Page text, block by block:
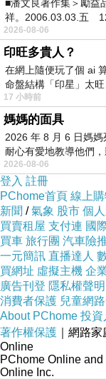
■潘文良著作集＞勵
祥。2006.03.03.五
2026-08-06
印旺多貴人？
在網上隨便玩了個 ai
命盤結構「印星」太
17 小時前
媽媽的面具
2026 年 8 月 6 日媽
耐心有愛地教導他們
2026-08-06
登入 註冊
PChome首頁 線上
新聞 /氣象 股市 個
買賣租屋 支付連 國
買車 旅行團 汽車險
一元簡訊 直播達人
買網址 虛擬主機 企
廣告刊登 隱私權聲明
消費者保護 兒童網
About PChome 投資
著作權保護 ｜網路
Online
PChome Online
Online Inc.